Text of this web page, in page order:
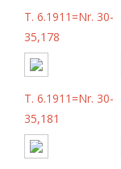
T. 6.1911=Nr. 30-
35,178
T. 6.1911=Nr. 30-
35,181